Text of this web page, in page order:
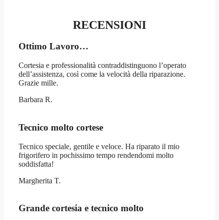
RECENSIONI
Ottimo Lavoro…
Cortesia e professionalità contraddistinguono l’operato
dell’assistenza, così come la velocità della riparazione.
Grazie mille.
Barbara R.
Tecnico molto cortese
Tecnico speciale, gentile e veloce. Ha riparato il mio
frigorifero in pochissimo tempo rendendomi molto
soddisfatta!
Margherita T.
Grande cortesia e tecnico molto